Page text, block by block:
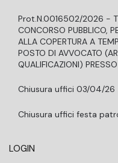
Prot.N.0016502/2026 -
CONCORSO PUBBLICO,
ALLA COPERTURA A
POSTO DI AVVOCATO
QUALIFICAZIONI)
Chiusura uffici 03/04/26
Chiusura uffici festa
LOGIN